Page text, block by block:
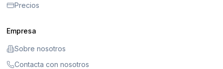
Precios
Empresa
Sobre nosotros
Contacta con nosotros